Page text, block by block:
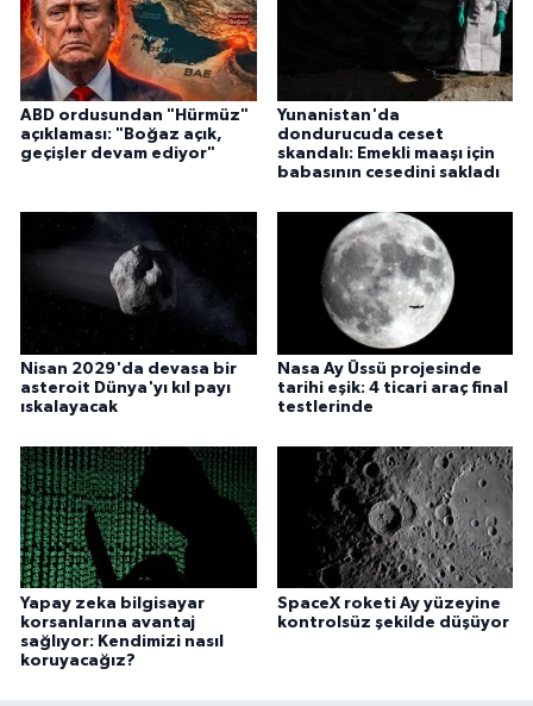
ABD ordusundan "Hürmüz"
açıklaması: "Boğaz açık,
geçişler devam ediyor"
Yunanistan'da
dondurucuda ceset
skandalı: Emekli maaşı için
babasının cesedini sakladı
Nisan 2029'da devasa bir
asteroit Dünya'yı kıl payı
ıskalayacak
Nasa Ay Üssü projesinde
tarihi eşik: 4 ticari araç final
testlerinde
Yapay zeka bilgisayar
korsanlarına avantaj
sağlıyor: Kendimizi nasıl
koruyacağız?
SpaceX roketi Ay yüzeyine
kontrolsüz şekilde düşüyor